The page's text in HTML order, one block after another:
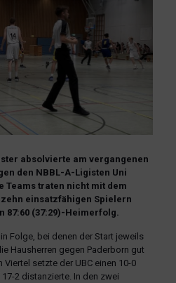
absolvierte am vergangenen
den NBBL-A-Ligisten Uni
Teams traten nicht mit dem
einsatzfähigen Spielern
87:60 (37:29)-Heimerfolg.
Folge, bei denen der Start jeweils
Hausherren gegen Paderborn gut
Viertel setzte der UBC einen 10-0
2 distanzierte. In den zwei